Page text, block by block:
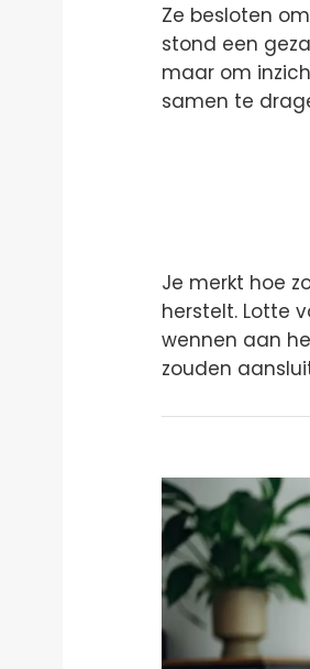
Ze besloten
stond een
maar om
samen te
Je merkt hoe
herstelt. Lotte
wennen aan
zouden